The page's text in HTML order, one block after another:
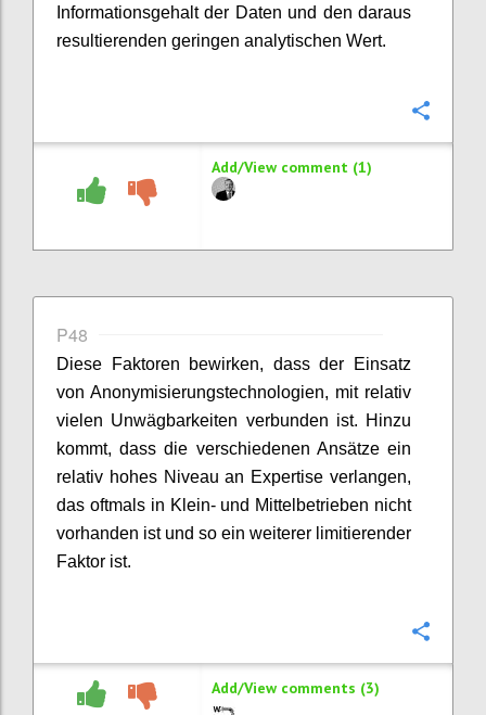
Informationsgehalt der Daten und den daraus
resultierenden geringen analytischen Wert.
Add/View comment (1)
P48
Diese Faktoren bewirken, dass der Einsatz
von Anonymisierungstechnologien, mit relativ
vielen Unwägbarkeiten verbunden ist. Hinzu
kommt, dass die verschiedenen Ansätze ein
relativ hohes Niveau an Expertise verlangen,
das oftmals in Klein- und Mittelbetrieben nicht
vorhanden ist und so ein weiterer limitierender
Faktor ist.
Add/View comments (3)